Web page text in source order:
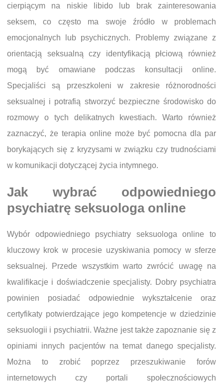
cierpiącym na niskie libido lub brak zainteresowania
seksem, co często ma swoje źródło w problemach
emocjonalnych lub psychicznych. Problemy związane z
orientacją seksualną czy identyfikacją płciową również
mogą być omawiane podczas konsultacji online.
Specjaliści są przeszkoleni w zakresie różnorodności
seksualnej i potrafią stworzyć bezpieczne środowisko do
rozmowy o tych delikatnych kwestiach. Warto również
zaznaczyć, że terapia online może być pomocna dla par
borykających się z kryzysami w związku czy trudnościami
w komunikacji dotyczącej życia intymnego.
Jak wybrać odpowiedniego
psychiatrę seksuologa online
Wybór odpowiedniego psychiatry seksuologa online to
kluczowy krok w procesie uzyskiwania pomocy w sferze
seksualnej. Przede wszystkim warto zwrócić uwagę na
kwalifikacje i doświadczenie specjalisty. Dobry psychiatra
powinien posiadać odpowiednie wykształcenie oraz
certyfikaty potwierdzające jego kompetencje w dziedzinie
seksuologii i psychiatrii. Ważne jest także zapoznanie się z
opiniami innych pacjentów na temat danego specjalisty.
Można to zrobić poprzez przeszukiwanie forów
internetowych czy portali społecznościowych